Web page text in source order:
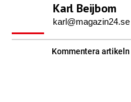
Karl Beijbom
karl@magazin24.se
Kommentera artikeln